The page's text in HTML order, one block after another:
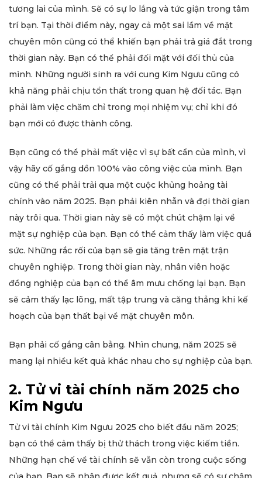
tương lai của mình. Sẽ có sự lo lắng và tức giận trong tâm
trí bạn. Tại thời điểm này, ngay cả một sai lầm về mặt
chuyên môn cũng có thể khiến bạn phải trả giá đắt trong
thời gian này. Bạn có thể phải đối mặt với đối thủ của
mình. Những người sinh ra với cung Kim Ngưu cũng có
khả năng phải chịu tổn thất trong quan hệ đối tác. Bạn
phải làm việc chăm chỉ trong mọi nhiệm vụ; chỉ khi đó
bạn mới có được thành công.
Bạn cũng có thể phải mất việc vì sự bất cẩn của mình, vì
vậy hãy cố gắng dồn 100% vào công việc của mình. Bạn
cũng có thể phải trải qua một cuộc khủng hoảng tài
chính vào năm 2025. Bạn phải kiên nhẫn và đợi thời gian
này trôi qua. Thời gian này sẽ có một chút chậm lại về
mặt sự nghiệp của bạn. Bạn có thể cảm thấy làm việc quá
sức. Những rắc rối của bạn sẽ gia tăng trên mặt trận
chuyên nghiệp. Trong thời gian này, nhân viên hoặc
đồng nghiệp của bạn có thể âm mưu chống lại bạn. Bạn
sẽ cảm thấy lạc lõng, mất tập trung và căng thẳng khi kế
hoạch của bạn thất bại về mặt chuyên môn.
Bạn phải cố gắng cân bằng. Nhìn chung, năm 2025 sẽ
mang lại nhiều kết quả khác nhau cho sự nghiệp của bạn.
2. Tử vi tài chính năm 2025 cho
Kim Ngưu
Tử vi tài chính Kim Ngưu 2025 cho biết đầu năm 2025;
bạn có thể cảm thấy bị thử thách trong việc kiếm tiền.
Những hạn chế về tài chính sẽ vẫn còn trong cuộc sống